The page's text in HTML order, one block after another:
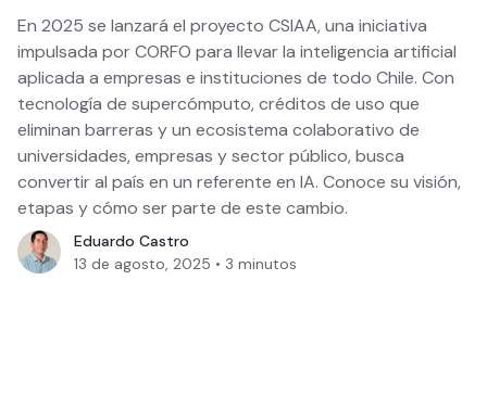
En 2025 se lanzará el proyecto CSIAA, una iniciativa
impulsada por CORFO para llevar la inteligencia artificial
aplicada a empresas e instituciones de todo Chile. Con
tecnología de supercómputo, créditos de uso que
eliminan barreras y un ecosistema colaborativo de
universidades, empresas y sector público, busca
convertir al país en un referente en IA. Conoce su visión,
etapas y cómo ser parte de este cambio.
Eduardo Castro
13 de agosto, 2025 • 3 minutos